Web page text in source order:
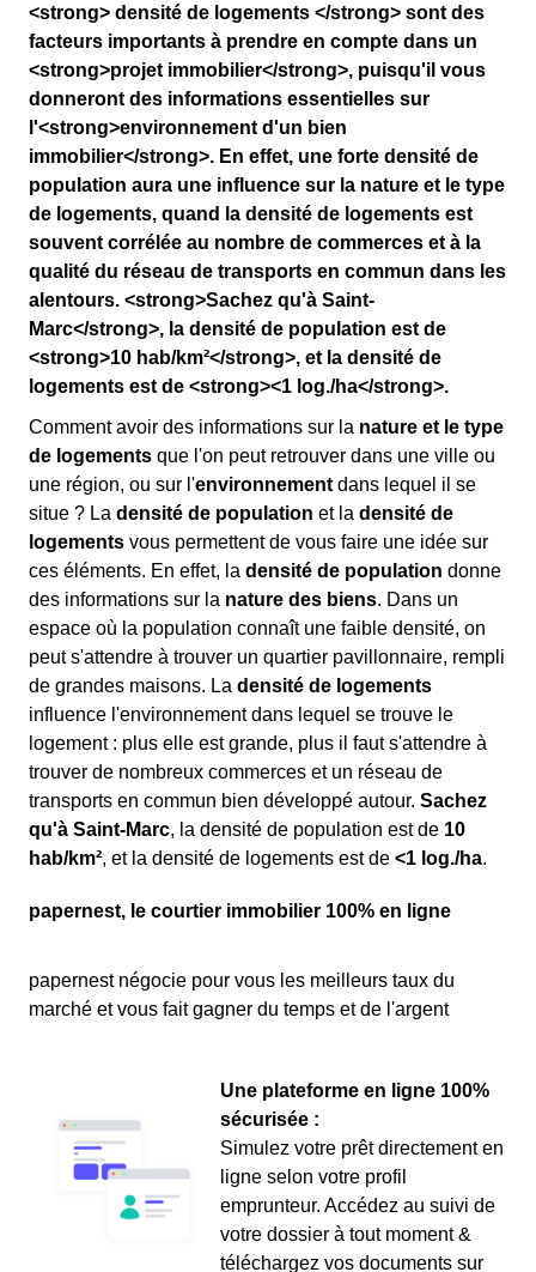
<strong> densité de logements </strong> sont des
facteurs importants à prendre en compte dans un
<strong>projet immobilier</strong>, puisqu'il vous
donneront des informations essentielles sur
l'<strong>environnement d'un bien
immobilier</strong>. En effet, une forte densité de
population aura une influence sur la nature et le type
de logements, quand la densité de logements est
souvent corrélée au nombre de commerces et à la
qualité du réseau de transports en commun dans les
alentours. <strong>Sachez qu'à Saint-
Marc</strong>, la densité de population est de
<strong>10 hab/km²</strong>, et la densité de
logements est de <strong><1 log./ha</strong>.
Comment avoir des informations sur la nature et le type
de logements que l'on peut retrouver dans une ville ou
une région, ou sur l'environnement dans lequel il se
situe ? La densité de population et la densité de
logements vous permettent de vous faire une idée sur
ces éléments. En effet, la densité de population donne
des informations sur la nature des biens. Dans un
espace où la population connaît une faible densité, on
peut s'attendre à trouver un quartier pavillonnaire, rempli
de grandes maisons. La densité de logements
influence l'environnement dans lequel se trouve le
logement : plus elle est grande, plus il faut s'attendre à
trouver de nombreux commerces et un réseau de
transports en commun bien développé autour. Sachez
qu'à Saint-Marc, la densité de population est de 10
hab/km², et la densité de logements est de <1 log./ha.
papernest, le courtier immobilier 100% en ligne
papernest négocie pour vous les meilleurs taux du
marché et vous fait gagner du temps et de l'argent
Une plateforme en ligne 100%
sécurisée :
Simulez votre prêt directement en
ligne selon votre profil
emprunteur. Accédez au suivi de
votre dossier à tout moment &
téléchargez vos documents sur